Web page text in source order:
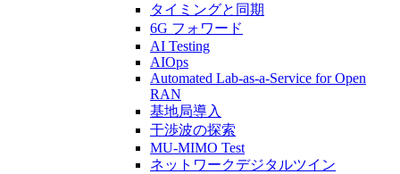
タイミングと同期
6G フォワード
AI Testing
AIOps
Automated Lab-as-a-Service for Open
RAN
基地局導入
干渉波の探索
MU-MIMO Test
ネットワークデジタルツイン